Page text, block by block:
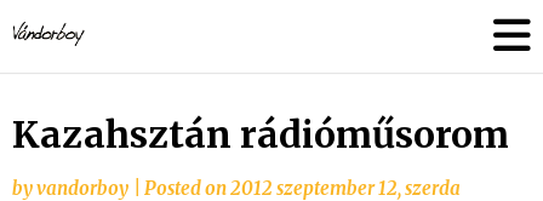
to
content
Kazahsztán rádióműsorom
byvandorboy Posted on2012 szeptember 12, szerda